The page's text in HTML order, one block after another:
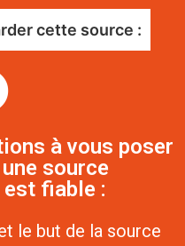
cette source :
à vous poser
source
fiable :
le but de la source